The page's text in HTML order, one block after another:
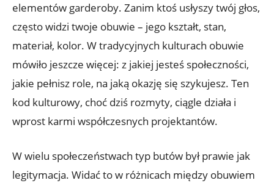
elementów garderoby. Zanim ktoś usłyszy twój głos,
często widzi twoje obuwie – jego kształt, stan,
materiał, kolor. W tradycyjnych kulturach obuwie
mówiło jeszcze więcej: z jakiej jesteś społeczności,
jakie pełnisz role, na jaką okazję się szykujesz. Ten
kod kulturowy, choć dziś rozmyty, ciągle działa i
wprost karmi współczesnych projektantów.
W wielu społeczeństwach typ butów był prawie jak
legitymacja. Widać to w różnicach między obuwiem